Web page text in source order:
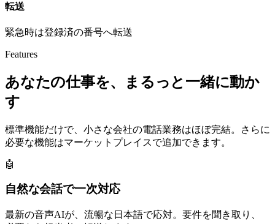
転送
緊急時は登録済の番号へ転送
Features
あなたの仕事を、まるっと一緒に動か
す
標準機能だけで、小さな会社の電話業務はほぼ完結。さらに
必要な機能はマーケットプレイスで追加できます。
🤖
自然な会話で一次対応
最新の音声AIが、流暢な日本語で応対。要件を聞き取り、